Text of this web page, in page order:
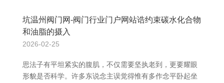
坑温州阀门网-阀门行业门户网站诰约束碳水化合物
和油脂的摄入
2026-02-25
思法子有平坦紧实的腹肌，不仅需要坚执老到，更要耀眼
形貌是否科学。许多东说念主误觉得惟有多作念平卧起坐